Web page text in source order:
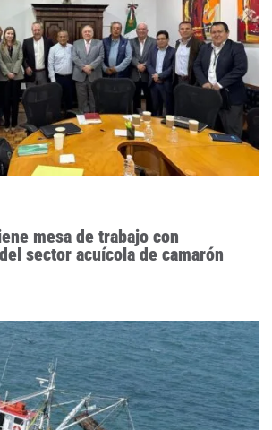
mesa de trabajo con
sector acuícola de camarón